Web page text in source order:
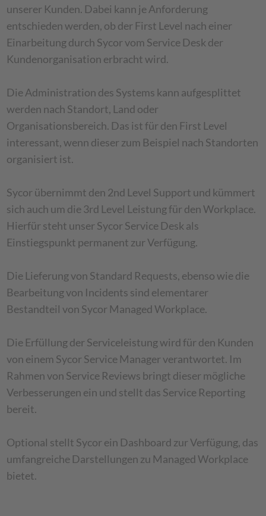
unserer Kunden. Dabei kann je Anforderung
entschieden werden, ob der First Level nach einer
Einarbeitung durch Sycor vom Service Desk der
Kundenorganisation erbracht wird.
Die Administration des Systems kann aufgesplittet
werden nach Standort, Land oder
Organisationsbereich. Das ist für den First Level
interessant, wenn dieser zum Beispiel nach Standorten
organisiert ist.
Sycor übernimmt den 2nd Level Support und kümmert
sich auch um die 3rd Level Leistung für den Workplace.
Hierfür steht unser Sycor Service Desk als
Einstiegspunkt permanent zur Verfügung.
Die Lieferung von Standard Requests, ebenso wie die
Bearbeitung von Incidents sind elementarer
Bestandteil von Sycor Managed Workplace.
Die Erfüllung der Serviceleistung wird für den Kunden
von einem Sycor Service Manager verantwortet. Im
Rahmen von Service Reviews bringt dieser mögliche
Verbesserungen ein und stellt das Service Reporting
bereit.
Optional stellt Sycor ein Dashboard zur Verfügung, das
umfangreiche Darstellungen zu Managed Workplace
bietet.